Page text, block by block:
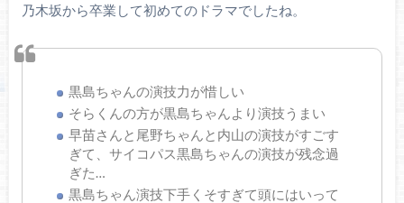
乃木坂から卒業して初めてのドラマでしたね。
黒島ちゃんの演技力が惜しい
そらくんの方が黒島ちゃんより演技うまい
早苗さんと尾野ちゃんと内山の演技がすごす
ぎて、サイコパス黒島ちゃんの演技が残念過
ぎた…
黒島ちゃん演技下手くそすぎて頭にはいって